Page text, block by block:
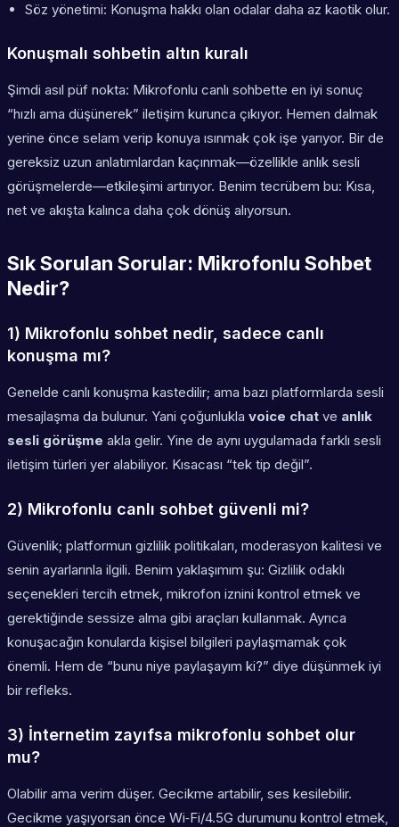
Söz yönetimi: Konuşma hakkı olan odalar daha az kaotik olur.
Konuşmalı sohbetin altın kuralı
Şimdi asıl püf nokta: Mikrofonlu canlı sohbette en iyi sonuç
“hızlı ama düşünerek” iletişim kurunca çıkıyor. Hemen dalmak
yerine önce selam verip konuya ısınmak çok işe yarıyor. Bir de
gereksiz uzun anlatımlardan kaçınmak—özellikle anlık sesli
görüşmelerde—etkileşimi artırıyor. Benim tecrübem bu: Kısa,
net ve akışta kalınca daha çok dönüş alıyorsun.
Sık Sorulan Sorular: Mikrofonlu Sohbet
Nedir?
1) Mikrofonlu sohbet nedir, sadece canlı
konuşma mı?
Genelde canlı konuşma kastedilir; ama bazı platformlarda sesli
mesajlaşma da bulunur. Yani çoğunlukla voice chat ve anlık
sesli görüşme akla gelir. Yine de aynı uygulamada farklı sesli
iletişim türleri yer alabiliyor. Kısacası “tek tip değil”.
2) Mikrofonlu canlı sohbet güvenli mi?
Güvenlik; platformun gizlilik politikaları, moderasyon kalitesi ve
senin ayarlarınla ilgili. Benim yaklaşımım şu: Gizlilik odaklı
seçenekleri tercih etmek, mikrofon iznini kontrol etmek ve
gerektiğinde sessize alma gibi araçları kullanmak. Ayrıca
konuşacağın konularda kişisel bilgileri paylaşmamak çok
önemli. Hem de “bunu niye paylaşayım ki?” diye düşünmek iyi
bir refleks.
3) İnternetim zayıfsa mikrofonlu sohbet olur
mu?
Olabilir ama verim düşer. Gecikme artabilir, ses kesilebilir.
Gecikme yaşıyorsan önce Wi‑Fi/4.5G durumunu kontrol etmek,